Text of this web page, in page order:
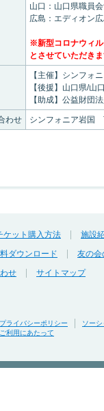
山口：山口県職員
広島：エディオン
※新型コロナウィ
とさせていただき
【主催】シンフォ
【後援】山口県/山
【助成】公益財団
わせ シンフォニア岩国
ケット購入方法
施設
ダウンロード
友の会
せ サイトマップ
プライバシーポリシー
ソー
ご利用にあたって